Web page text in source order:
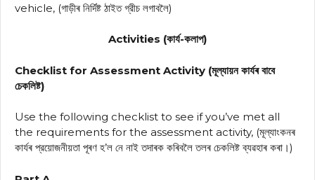
vehicle, (গাড়ীৰ নির্দিষ্ট ঠাইত গ্রীচ লগাবলৈ)
Activities (কার্য-কলাপ)
Checklist for Assessment Activity (মূল্যায়ন কাৰ্যৰ বাবে
চেকলিষ্ট)
Use the following checklist to see if you’ve met all
the requirements for the assessment activity, (মূল্যাংকনৰ
কাৰ্যৰ প্রয়োজনীয়তা পূৰণ হ’ল নে নাই তদাৰক কৰিবলৈ তলৰ চেকলিষ্ট ব্যৱহাৰ কৰা।)